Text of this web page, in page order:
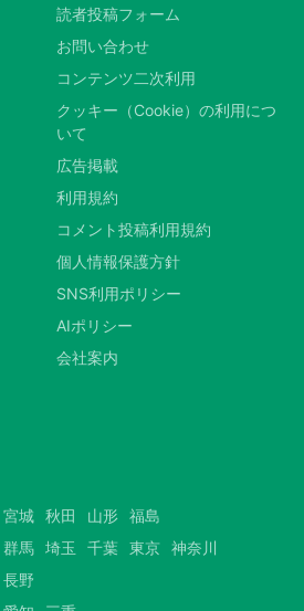
読者投稿フォーム
お問い合わせ
コンテンツ二次利用
クッキー（Cookie）の利用につ
いて
広告掲載
利用規約
コメント投稿利用規約
個人情報保護方針
SNS利用ポリシー
AIポリシー
会社案内
宮城 秋田 山形 福島
群馬 埼玉 千葉 東京 神奈川
長野